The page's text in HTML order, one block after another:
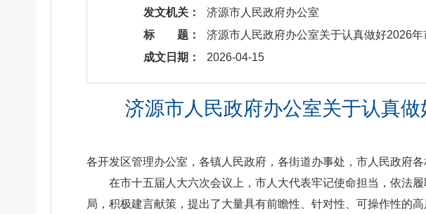
发文机关：
济源市人民政府办公室
标 题：
济源市人民政府办公室关于认真做好2026
成文日期：
2026-04-15
济源市人民政府办公室关于认真
各开发区管理办公室，各镇人民政府，各街道办事处，市人民政府各
在市十五届人大六次会议上，市人大代表牢记使命担当，依法
局，积极建言献策，提出了大量具有前瞻性、针对性、可操作性的